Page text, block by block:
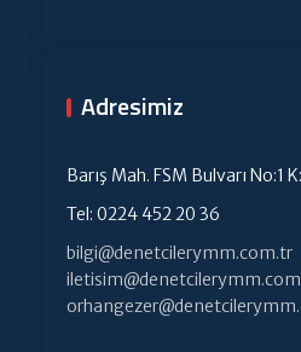
Adresimiz
Barış Mah. FSM Bulvarı No:1
Tel: 0224 452 20 36
bilgi@denetcilerymm.com.tr